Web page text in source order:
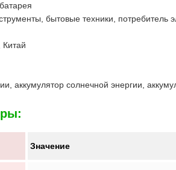
бытовые техники, потребитель
аккумулятор солнечной энергии,
Значение